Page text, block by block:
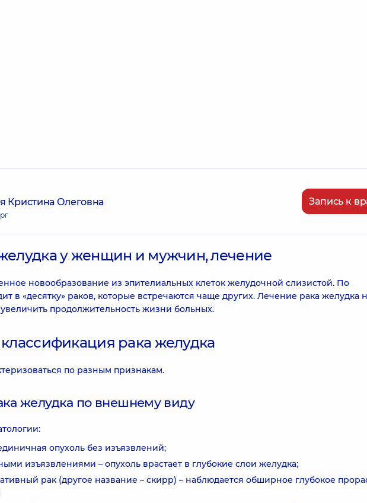
Кристина Олеговна Запись к
у женщин и мужчин, лечение
новообразование из эпителиальных клеток желудочной слизистой. По
в «десятку» раков, которые встречаются чаще других. Лечение рака желудка
продолжительность жизни больных.
рака желудка
по разным признакам.
желудка по внешнему виду
опухоль без изъязвлений;
изъязвлениями – опухоль врастает в глубокие слои желудка;
рак (другое название – скирр) – наблюдается обширное глубокое